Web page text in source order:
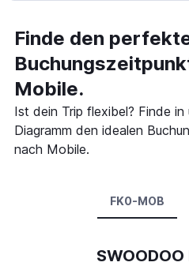
Finde den
Mobile.
Ist dein Trip flexibel? Finde
Diagramm den idealen
nach Mobile.
FK0-MOB